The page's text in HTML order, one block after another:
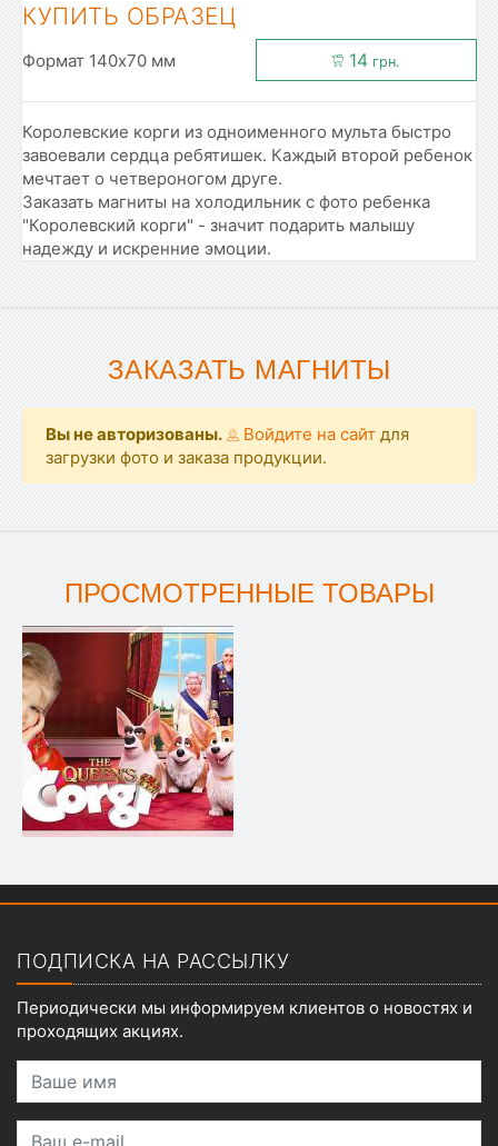
КУПИТЬ ОБРАЗЕЦ
Формат 140x70 мм 14 грн.
Королевские корги из одноименного мульта быстро
завоевали сердца ребятишек. Каждый второй ребенок
мечтает о четвероногом друге.
Заказать магниты на холодильник с фото ребенка
"Королевский корги" - значит подарить малышу
надежду и искренние эмоции.
ЗАКАЗАТЬ МАГНИТЫ
Вы не авторизованы. Войдите на сайт для
загрузки фото и заказа продукции.
ПРОСМОТРЕННЫЕ ТОВАРЫ
ПОДПИСКА НА РАССЫЛКУ
Периодически мы информируем клиентов о новостях и
проходящих акциях.
Ваше имя
Ваш e-mail